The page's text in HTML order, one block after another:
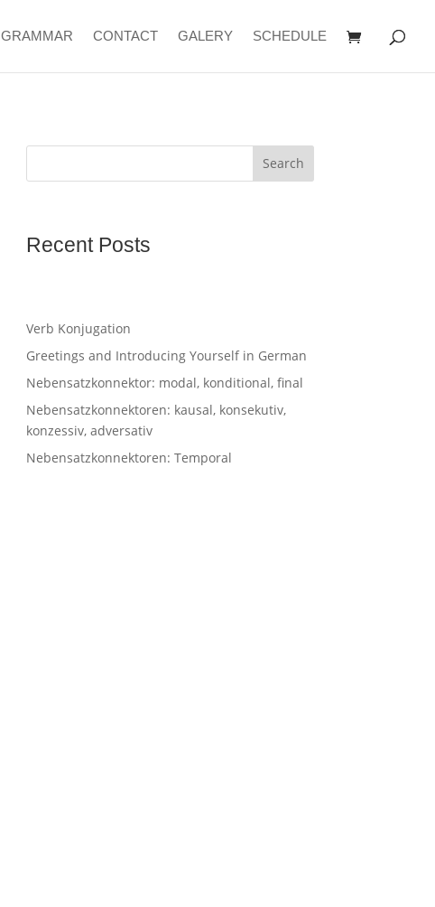
GRAMMAR CONTACT GALERY SCHEDULE
Search
Recent Posts
Verb Konjugation
Greetings and Introducing Yourself in German
Nebensatzkonnektor: modal, konditional, final
Nebensatzkonnektoren: kausal, konsekutiv,
konzessiv, adversativ
Nebensatzkonnektoren: Temporal